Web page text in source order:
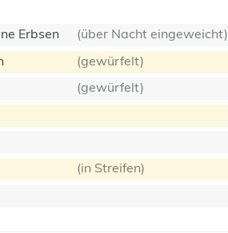
Erbsen (über Nacht eingeweicht)
(gewürfelt)
(gewürfelt)
(in Streifen)